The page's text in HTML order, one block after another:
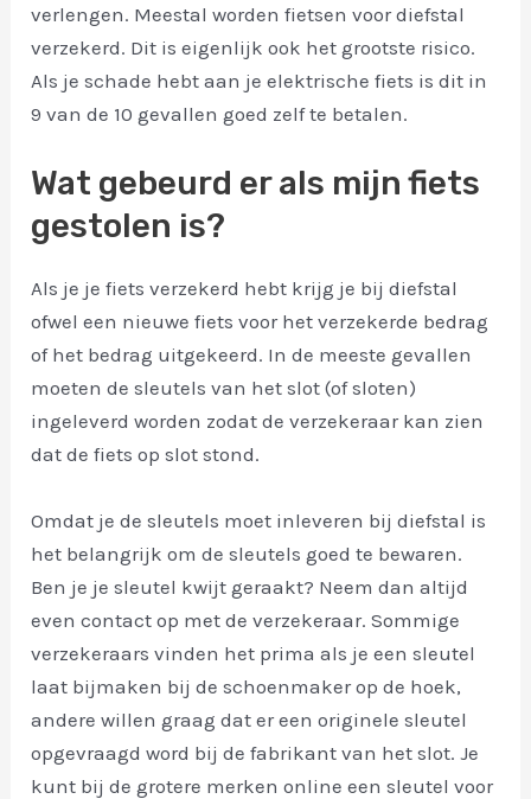
verlengen. Meestal worden fietsen voor diefstal
verzekerd. Dit is eigenlijk ook het grootste risico.
Als je schade hebt aan je elektrische fiets is dit in
9 van de 10 gevallen goed zelf te betalen.
Wat gebeurd er als mijn fiets
gestolen is?
Als je je fiets verzekerd hebt krijg je bij diefstal
ofwel een nieuwe fiets voor het verzekerde bedrag
of het bedrag uitgekeerd. In de meeste gevallen
moeten de sleutels van het slot (of sloten)
ingeleverd worden zodat de verzekeraar kan zien
dat de fiets op slot stond.
Omdat je de sleutels moet inleveren bij diefstal is
het belangrijk om de sleutels goed te bewaren.
Ben je je sleutel kwijt geraakt? Neem dan altijd
even contact op met de verzekeraar. Sommige
verzekeraars vinden het prima als je een sleutel
laat bijmaken bij de schoenmaker op de hoek,
andere willen graag dat er een originele sleutel
opgevraagd word bij de fabrikant van het slot. Je
kunt bij de grotere merken online een sleutel voor